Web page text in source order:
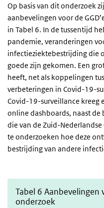
Op basis van dit onderzoek
aanbevelingen voor de
in Tabel 6. In de tussentijd
pandemie, veranderingen
infectieziektebestrijding die
goede zijn gekomen. Een
heeft, net als koppelingen
verbeteringen in Covid-19-
Covid-19-surveillance kreeg
online dashboards, naast de
die van de Zuid-Nederlandse
te onderzoeken hoe deze
bestrijding van andere
Tabel 6
onderzoek